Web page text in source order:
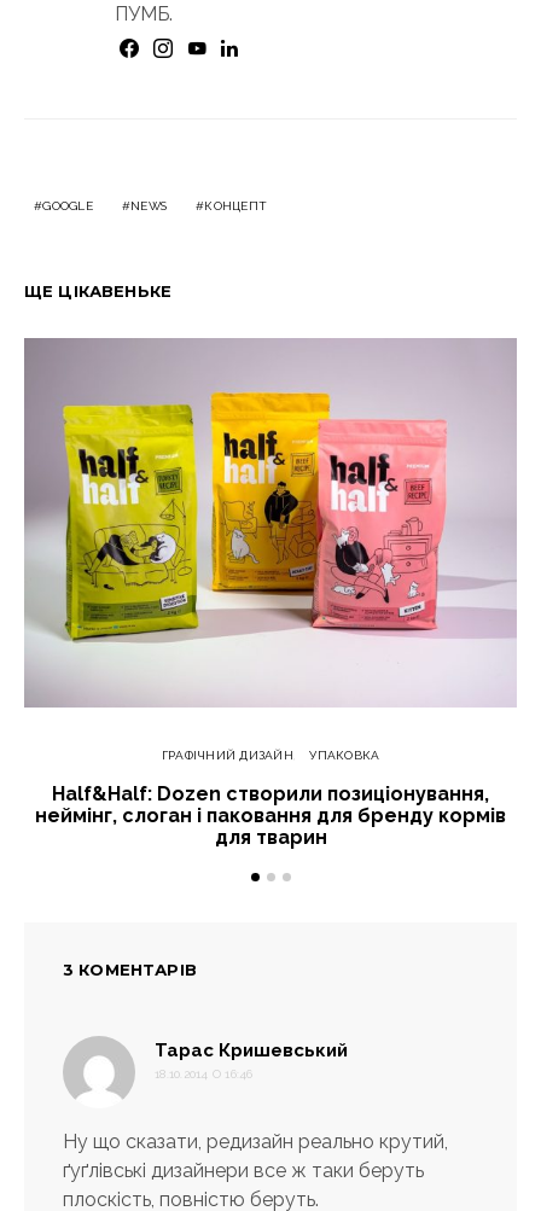
ПУМБ.
GOOGLE NEWS КОНЦЕПТ
ЩЕ ЦІКАВЕНЬКЕ
ГРАФІЧНИЙ ДИЗАЙН УПАКОВКА
Half&Half: Dozen створили позиціонування,
неймінг, слоган і паковання для бренду кормів
для тварин
3 КОМЕНТАРІВ
Тарас Кришевський
18.10.2014 О 16:46
Ну що сказати, редизайн реально крутий,
ґуґлівські дизайнери все ж таки беруть
плоскість, повністю беруть.